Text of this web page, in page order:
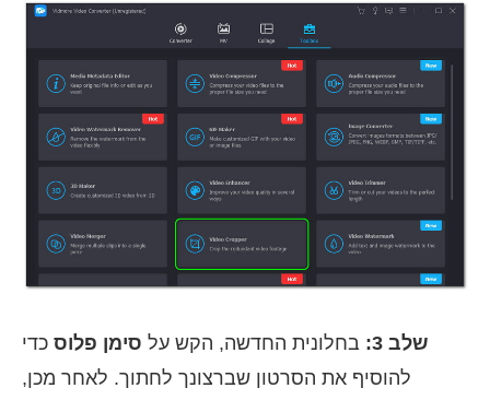
שלב 3: בחלונית החדשה, הקש על סימן פלוס כדי
להוסיף את הסרטון שברצונך לחתוך. לאחר מכן,